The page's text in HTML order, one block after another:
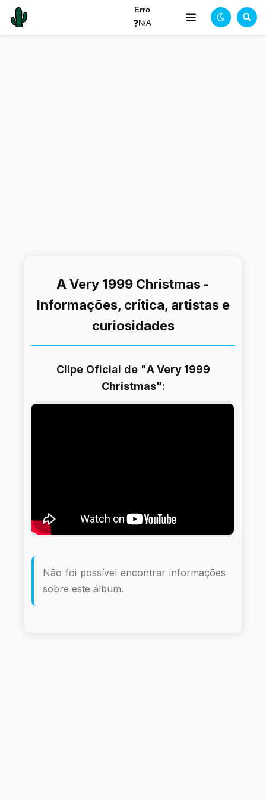
Erro
❓N/A
A Very 1999 Christmas -
Informações, crítica, artistas e
curiosidades
Clipe Oficial de "A Very 1999
Christmas":
Não foi possível encontrar informações
sobre este álbum.